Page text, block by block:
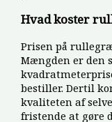
Hvad koster
Prisen på
Mængden er den
bestiller. Dertil
kvaliteten af
fristende at gøre